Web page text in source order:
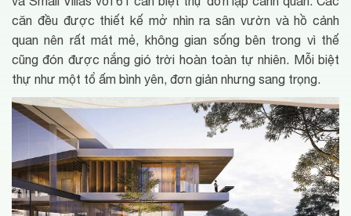
căn đều được thiết kế mở nhìn ra sân vườn và hồ cảnh
quan nên rất mát mẻ, không gian sống bên trong vì thế
cũng đón được nắng gió trời hoàn toàn tự nhiên. Mỗi biệt
thự như một tổ ấm bình yên, đơn giản nhưng sang trọng.